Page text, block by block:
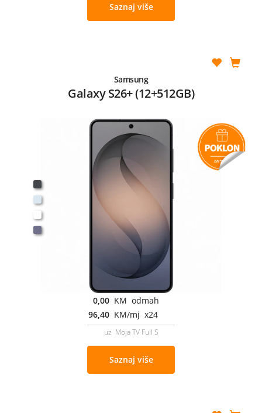
Saznaj više
Samsung
Galaxy S26+ (12+512GB)
0,00 KM odmah
96,40 KM/mj x24
uz Moja TV Full S
Saznaj više